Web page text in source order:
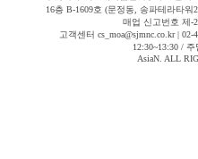
16층 B-1609호 (문정동, 송파테라타
매업 신고번호 제-
고객센터 cs_moa@sjmnc.co.kr |
12:30~13:30 /
AsiaN. ALL